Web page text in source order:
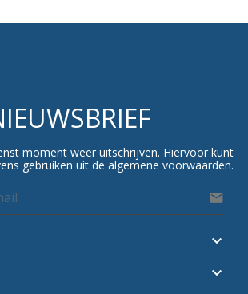
moment weer uitschrijven. Hiervoor kunt
gebruiken uit de algemene voorwaarden.


